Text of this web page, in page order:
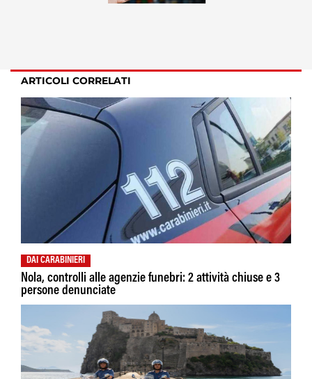
ARTICOLI CORRELATI
DAI CARABINIERI
Nola, controlli alle agenzie funebri: 2 attività chiuse e 3
persone denunciate